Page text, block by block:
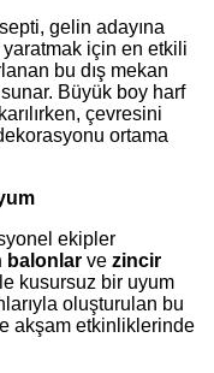
gelin adayına
için en etkili
bu dış mekan
Büyük boy harf
çevresini
ortama
ekipler
balonlar ve zincir
kusursuz bir uyum
oluşturulan bu
akşam etkinliklerinde